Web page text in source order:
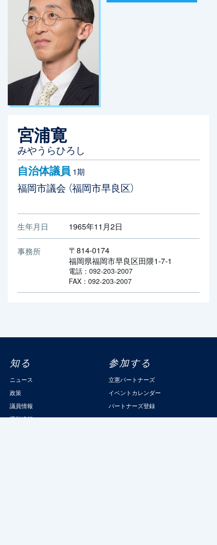
宮浦寛
みやうらひろし
自治体議員 1期
福岡市議会 （福岡市早良区）
生年月日 1965年11月2日
事務所
〒814-0174
福岡県福岡市早良区田隈1-7-1
電話：092-203-2007
FAX：092-203-2007
知る
ニュース
政策
議員情報
選挙情報
参加する
立憲パートナーズ
イベントカレンダー
パートナーズ登録